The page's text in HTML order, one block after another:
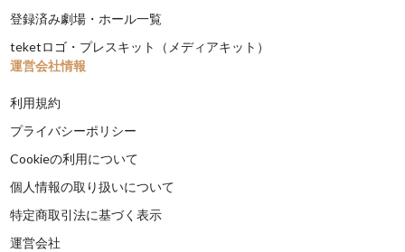
登録済み劇場・ホール一覧
teketロゴ・プレスキット（メディアキット）
運営会社情報
利用規約
プライバシーポリシー
Cookieの利用について
個人情報の取り扱いについて
特定商取引法に基づく表示
運営会社